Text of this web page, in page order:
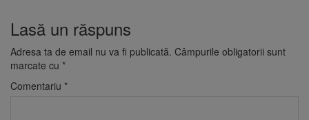
Lasă un răspuns
Adresa ta de email nu va fi publicată. Câmpurile obligatorii sunt
marcate cu *
Comentariu *